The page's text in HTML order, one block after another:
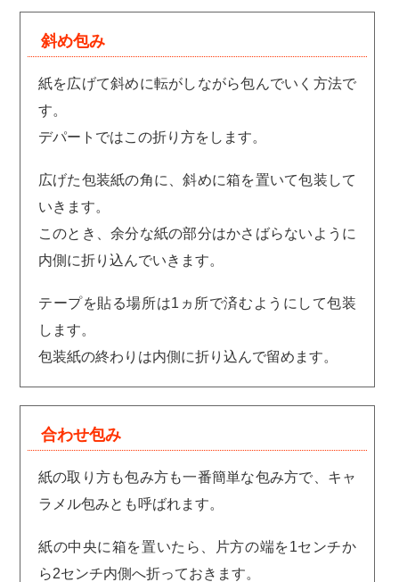
斜め包み
紙を広げて斜めに転がしながら包んでいく方法で
す。
デパートではこの折り方をします。
広げた包装紙の角に、斜めに箱を置いて包装して
いきます。
このとき、余分な紙の部分はかさばらないように
内側に折り込んでいきます。
テープを貼る場所は1ヵ所で済むようにして包装
します。
包装紙の終わりは内側に折り込んで留めます。
合わせ包み
紙の取り方も包み方も一番簡単な包み方で、キャ
ラメル包みとも呼ばれます。
紙の中央に箱を置いたら、片方の端を1センチか
ら2センチ内側へ折っておきます。